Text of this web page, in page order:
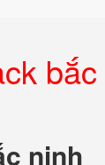
bắc
ninh